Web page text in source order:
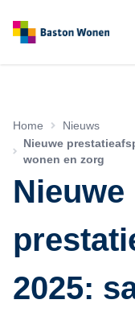
Home
Nieuws
Nieuwe
wonen en zorg
Nieuwe
2025: